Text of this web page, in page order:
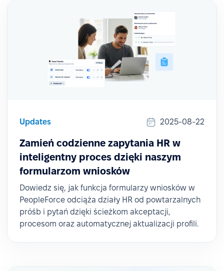
Updates 2025-08-22
Zamień codzienne zapytania HR w
inteligentny proces dzięki naszym
formularzom wniosków
Dowiedz się, jak funkcja formularzy wniosków w
PeopleForce odciąża działy HR od powtarzalnych
próśb i pytań dzięki ścieżkom akceptacji,
procesom oraz automatycznej aktualizacji profili.